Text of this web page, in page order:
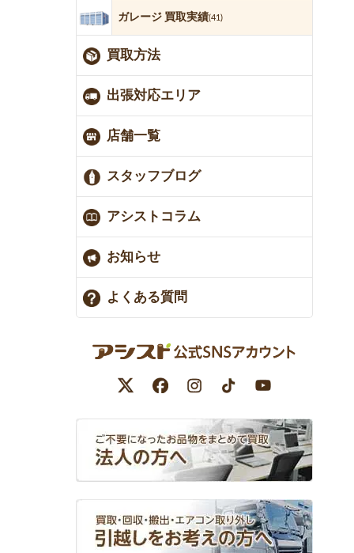
ガレージ 買取実績(41)
買取方法
出張対応エリア
店舗一覧
スタッフブログ
アシストコラム
お知らせ
よくある質問